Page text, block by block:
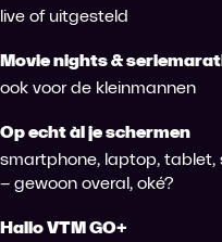
live of uitgesteld
Movie nights &
ook voor de kleinmannen
Op echt àl je schermen
smartphone, laptop, tablet,
– gewoon overal, oké?
Hallo VTM GO+